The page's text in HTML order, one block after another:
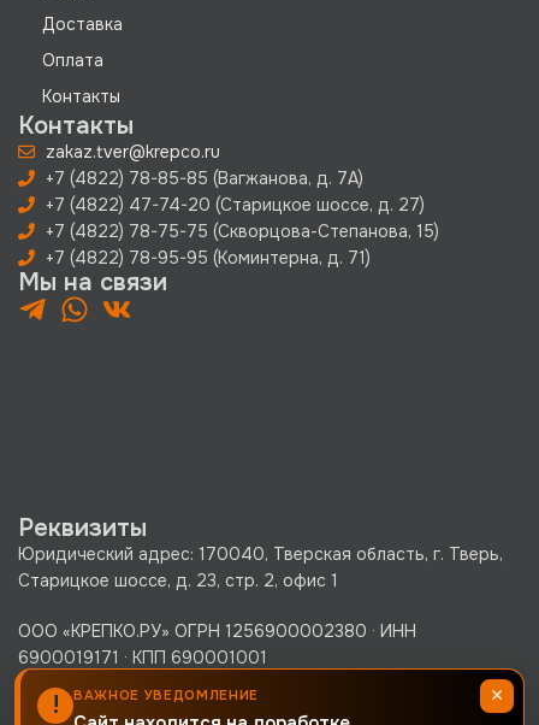
Доставка
Оплата
Контакты
Контакты
zakaz.tver@krepco.ru
+7 (4822) 78-85-85 (Вагжанова, д. 7А)
+7 (4822) 47-74-20 (Старицкое шоссе, д. 27)
+7 (4822) 78-75-75 (Скворцова-Степанова, 15)
+7 (4822) 78-95-95 (Коминтерна, д. 71)
Мы на связи
Реквизиты
Юридический адрес: 170040, Тверская область, г. Тверь,
Старицкое шоссе, д. 23, стр. 2, офис 1
ООО «КРЕПКО.РУ» ОГРН 1256900002380 · ИНН
6900019171 · КПП 690001001
Политика конфиденциальности
! ВАЖНОЕ УВЕДОМЛЕНИЕ ×